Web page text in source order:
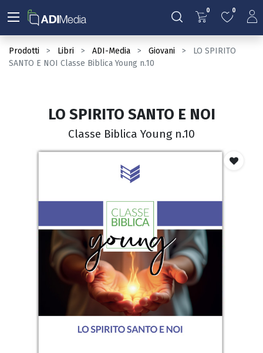
0 0
Prodotti Libri ADI-Media Giovani
LO SPIRITO
SANTO E NOI Classe Biblica Young n.10
LO SPIRITO SANTO E NOI
Classe Biblica Young n.10